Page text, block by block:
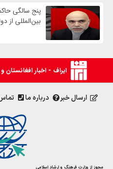
پنج سالگی
بین‌المللی از
ایراف - اخبار افغانستان و
ارسال خبر درباره ما
مجوز از وزارت فرهنگ و ارشاد اسلامی